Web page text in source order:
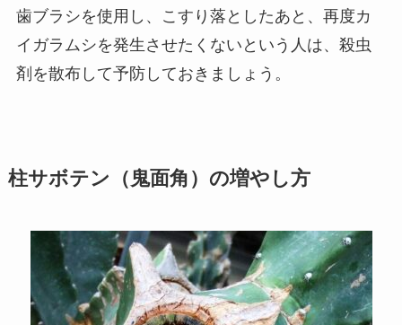
歯ブラシを使用し、こすり落としたあと、再度カ
イガラムシを発生させたくないという人は、殺虫
剤を散布して予防しておきましょう。
柱サボテン（鬼面角）の増やし方